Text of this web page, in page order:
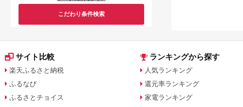
こだわり条件検索
サイト比較
楽天ふるさと納税
ふるなび
ふるさとチョイス
ランキングから探す
人気ランキング
還元率ランキング
家電ランキング